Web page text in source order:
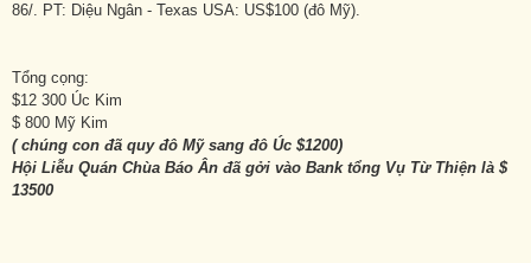
86/. PT: Diệu Ngân - Texas USA: US$100 (đô Mỹ).
Tổng cọng:
$12 300 Úc Kim
$ 800 Mỹ Kim
( chúng con đã quy đô Mỹ sang đô Úc $1200)
Hội Liễu Quán Chùa Báo Ân đã gởi vào Bank tổng Vụ Từ Thiện là $
13500